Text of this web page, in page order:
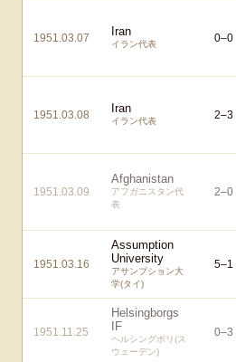
1951.03.07 Iran
イラン代表 0–0
1951.03.08 Iran
イラン代表 2–3
1951.03.09
Afghanistan
アフガニスタン代
表
2–0
1951.03.16
Assumption
University
アサンプション大
学(タイ)
5–1
1951.11.25
Helsingborgs
IF
ヘルシングボリ(ス
ウェーデン)
0–3